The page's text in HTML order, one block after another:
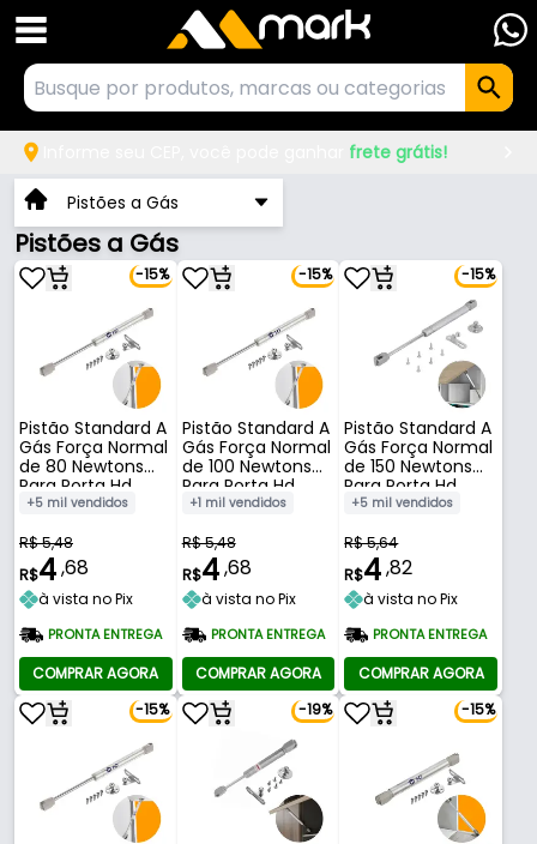
frete grátis!
Pistões a Gás
Pistões a Gás
-15%
Pistão Standard A
Gás Força Normal
de 80 Newtons
Para Porta Hd
+5 mil vendidos
R$ 5,48
R$4,68
à vista no Pix
PRONTA ENTREGA
COMPRAR AGORA
-15%
Pistão Standard A
Gás Força Normal
de 100 Newtons
Para Porta Hd
+1 mil vendidos
R$ 5,48
R$4,68
à vista no Pix
PRONTA ENTREGA
COMPRAR AGORA
-15%
Pistão Standard A
Gás Força Normal
de 150 Newtons
Para Porta Hd
+5 mil vendidos
R$ 5,64
R$4,82
à vista no Pix
PRONTA ENTREGA
COMPRAR AGORA
-15%
-19% -15%